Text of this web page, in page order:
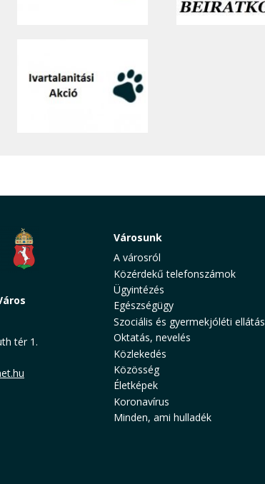
plugin for the EU cookie law
tér 1.
Városunk
A városról
Közérdekű telefonszámok
Ügyintézés
Egészségügy
Szociális és gyermekjóléti ellátás
Oktatás, nevelés
Közlekedés
Közösség
Életképek
Koronavírus
Minden, ami hulladék